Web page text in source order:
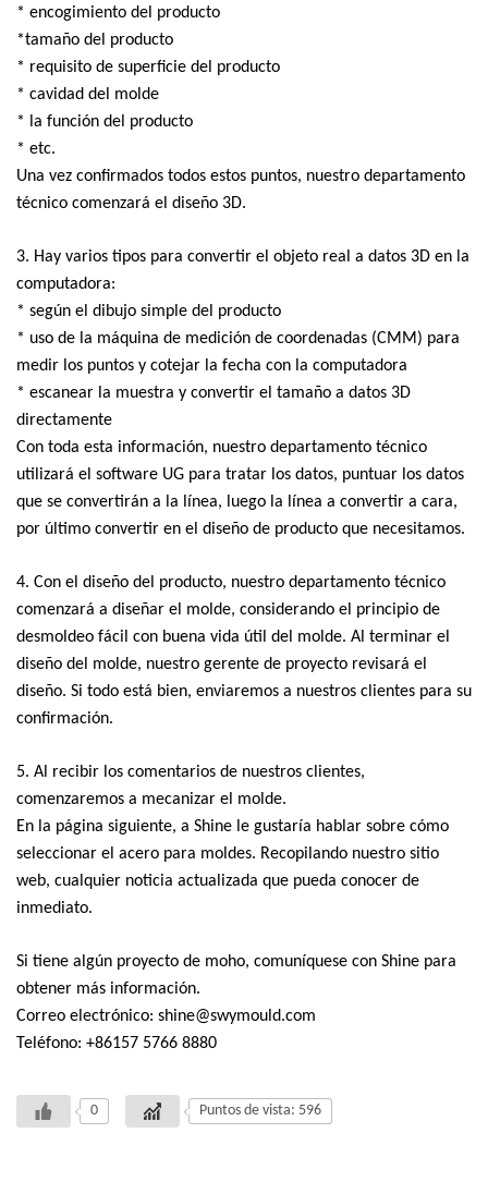
* encogimiento del producto
*tamaño del producto
* requisito de superficie del producto
* cavidad del molde
* la función del producto
* etc.
Una vez confirmados todos estos puntos, nuestro departamento
técnico comenzará el diseño 3D.
3. Hay varios tipos para convertir el objeto real a datos 3D en la
computadora:
* según el dibujo simple del producto
* uso de la máquina de medición de coordenadas (CMM) para
medir los puntos y cotejar la fecha con la computadora
* escanear la muestra y convertir el tamaño a datos 3D
directamente
Con toda esta información, nuestro departamento técnico
utilizará el software UG para tratar los datos, puntuar los datos
que se convertirán a la línea, luego la línea a convertir a cara,
por último convertir en el diseño de producto que necesitamos.
4. Con el diseño del producto, nuestro departamento técnico
comenzará a diseñar el molde, considerando el principio de
desmoldeo fácil con buena vida útil del molde. Al terminar el
diseño del molde, nuestro gerente de proyecto revisará el
diseño. Si todo está bien, enviaremos a nuestros clientes para su
confirmación.
5. Al recibir los comentarios de nuestros clientes,
comenzaremos a mecanizar el molde.
En la página siguiente, a Shine le gustaría hablar sobre cómo
seleccionar el acero para moldes. Recopilando nuestro sitio
web, cualquier noticia actualizada que pueda conocer de
inmediato.
Si tiene algún proyecto de moho, comuníquese con Shine para
obtener más información.
Correo electrónico: shine@swymould.com
Teléfono: +86157 5766 8880
0 Puntos de vista: 596